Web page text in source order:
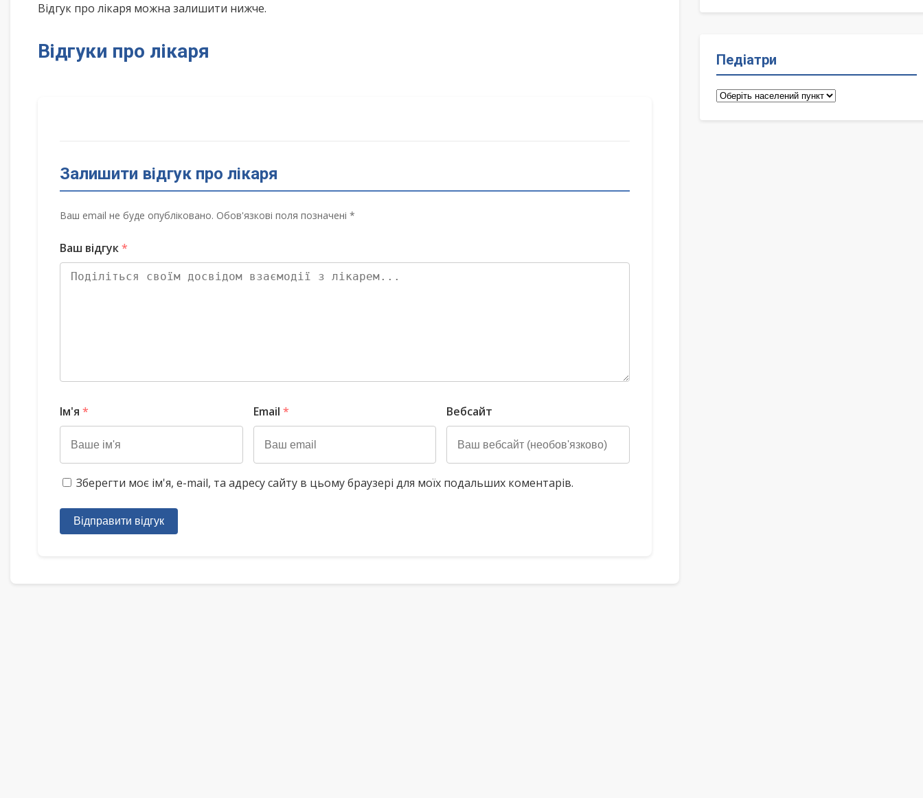
Відгук про лікаря можна залишити нижче.
Відгуки про лікаря
Залишити відгук про лікаря
Ваш email не буде опубліковано. Обов'язкові поля позначені *
Ваш відгук*
Ім'я * Email * Вебсайт
Зберегти моє ім'я, e-mail, та адресу сайту в цьому браузері для моїх подальших коментарів.
Відправити відгук
Педіатри
Педіатри